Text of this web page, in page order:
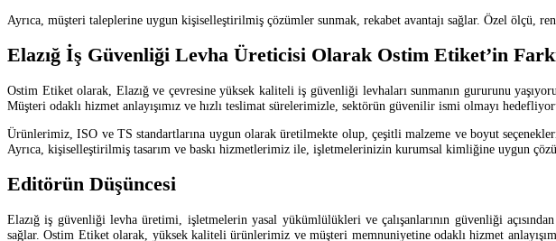
Ayrıca, müşteri taleplerine uygun kişiselleştirilmiş çözümler sunmak, rekabet avantajı sağlar. Özel ölçü,
Elazığ İş Güvenliği Levha Üreticisi Olarak Ostim Etiket’in
Ostim Etiket olarak, Elazığ ve çevresine yüksek kaliteli iş güvenliği levhaları sunmanın gururunu
Müşteri odaklı hizmet anlayışımız ve hızlı teslimat sürelerimizle, sektörün güvenilir ismi olmayı
Ürünlerimiz, ISO ve TS standartlarına uygun olarak üretilmekte olup, çeşitli malzeme ve boyut
Ayrıca, kişiselleştirilmiş tasarım ve baskı hizmetlerimiz ile, işletmelerinizin kurumsal kimliğine uygun
Editörün Düşüncesi
Elazığ iş güvenliği levha üretimi, işletmelerin yasal yükümlülükleri ve çalışanlarının güvenliği
sağlar. Ostim Etiket olarak, yüksek kaliteli ürünlerimiz ve müşteri memnuniyetine odaklı hizmet